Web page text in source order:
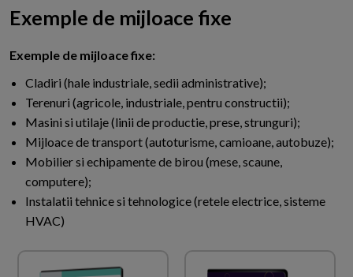
Exemple de mijloace fixe
Exemple de mijloace fixe:
Cladiri (hale industriale, sedii administrative);
Terenuri (agricole, industriale, pentru constructii);
Masini si utilaje (linii de productie, prese, strunguri);
Mijloace de transport (autoturisme, camioane, autobuze);
Mobilier si echipamente de birou (mese, scaune,
computere);
Instalatii tehnice si tehnologice (retele electrice, sisteme
HVAC)